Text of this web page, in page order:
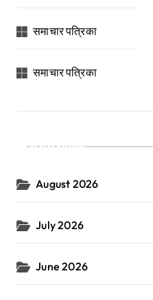
समाचार पत्रिका
समाचार पत्रिका
Archives
August 2026
July 2026
June 2026